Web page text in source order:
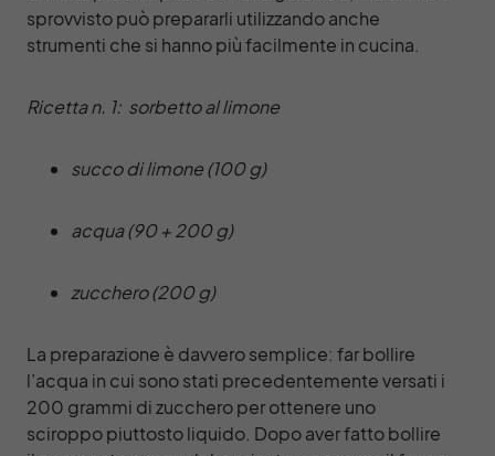
sprovvisto può prepararli utilizzando anche
strumenti che si hanno più facilmente in cucina.
Ricetta n. 1: sorbetto al limone
succo di limone (100 g)
acqua (90 + 200 g)
zucchero (200 g)
La preparazione è davvero semplice: far bollire
l’acqua in cui sono stati precedentemente versati i
200 grammi di zucchero per ottenere uno
sciroppo piuttosto liquido. Dopo aver fatto bollire